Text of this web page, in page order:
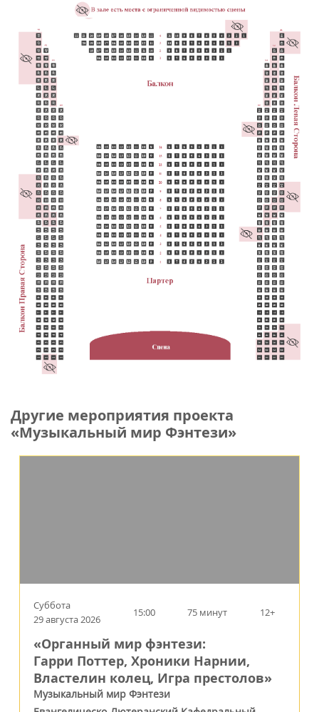
Другие мероприятия проекта
«Музыкальный мир Фэнтези»
Суббота
29 августа 2026
15:00 75 минут 12+
«Органный мир фэнтези:
Гарри Поттер, Хроники Нарнии,
Властелин колец, Игра престолов»
Музыкальный мир Фэнтези